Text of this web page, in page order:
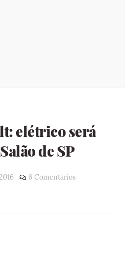
elétrico será
de SP
6 Comentários